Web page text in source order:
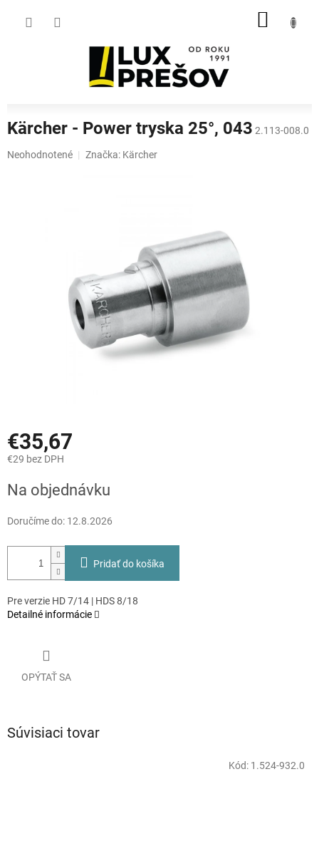
Kärcher - Power tryska 25°, 043 2.113-008.0
Priemerné
Neohodnotené Značka: Kärcher
€35,67
€29 bez DPH
cena:
Na objednávku
Doručíme do: 12.8.2026
Pridať do košíka
Pre verzie HD 7/14 | HDS 8/18
Detailné informácie
OPÝTAŤ SA
Súvisiaci tovar
Kód: 1.524-932.0